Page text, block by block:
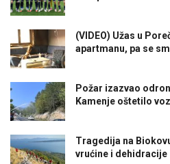
(VIDEO) Užas u
apartmanu, pa se
Požar izazvao
Kamenje oštetilo
Tragedija na
vrućine i dehidracije